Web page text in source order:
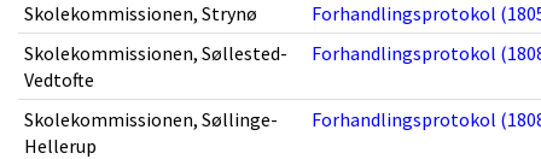
Skolekommissionen, Strynø
Forhandlingsprotokol
Skolekommissionen, Søllested-
Vedtofte
Forhandlingsprotokol
Skolekommissionen, Søllinge-
Hellerup
Forhandlingsprotokol